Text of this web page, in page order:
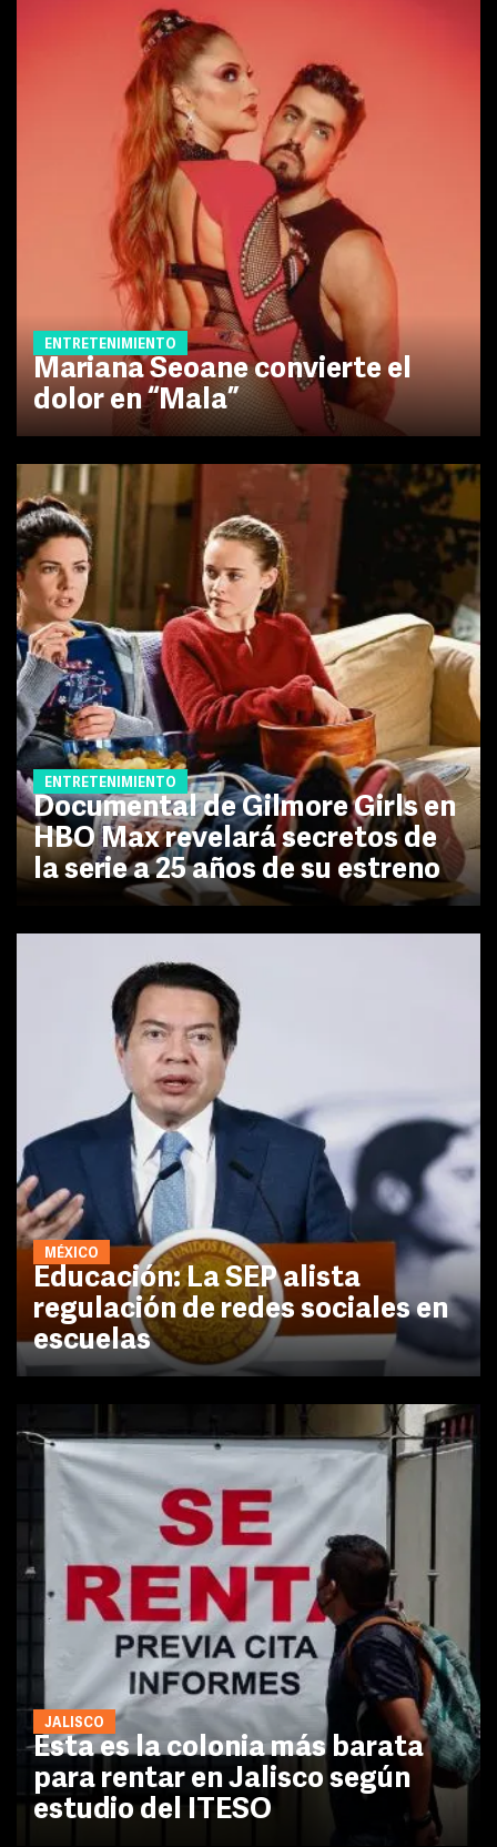
ENTRETENIMIENTO
Mariana Seoane convierte el
dolor en “Mala”
ENTRETENIMIENTO
Documental de Gilmore Girls en
HBO Max revelará secretos de
la serie a 25 años de su estreno
MÉXICO
Educación: La SEP alista
regulación de redes sociales en
escuelas
JALISCO
Esta es la colonia más barata
para rentar en Jalisco según
estudio del ITESO